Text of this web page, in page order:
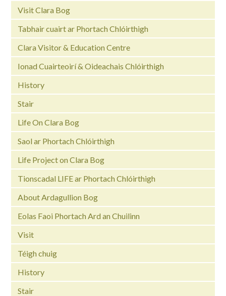
Visit Clara Bog
Tabhair cuairt ar Phortach Chlóirthigh
Clara Visitor & Education Centre
Ionad Cuairteoirí & Oideachais Chlóirthigh
History
Stair
Life On Clara Bog
Saol ar Phortach Chlóirthigh
Life Project on Clara Bog
Tionscadal LIFE ar Phortach Chlóirthigh
About Ardagullion Bog
Eolas Faoi Phortach Ard an Chuilinn
Visit
Téigh chuig
History
Stair